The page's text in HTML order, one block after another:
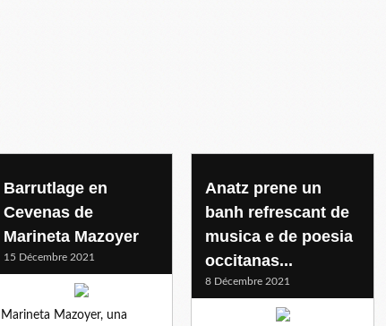
Barrutlage en
Cevenas de
Marineta Mazoyer
15 Décembre 2021
Marineta Mazoyer, una
Anatz prene un
banh refrescant de
musica e de poesia
occitanas...
8 Décembre 2021